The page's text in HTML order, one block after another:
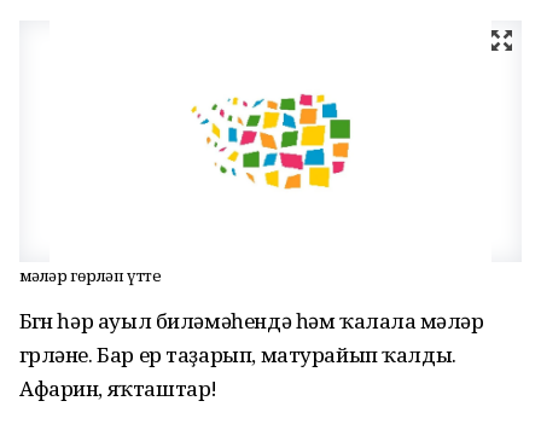
Өмәләр гөрләп үтте
Бөгөн һәр ауыл биләмәһендә һәм ҡалала өмәләр
гөрләне. Бар ер таҙарып, матурайып ҡалды.
Афарин, яҡташтар!